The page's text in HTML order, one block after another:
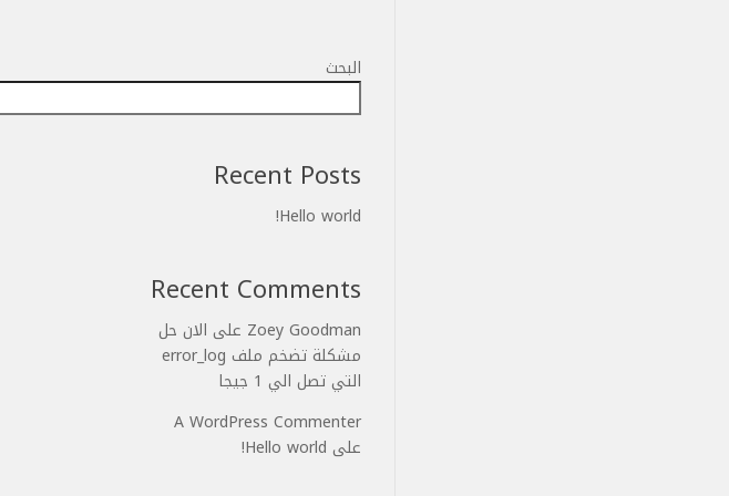
البحث
Recent Posts
Hello world!
Recent Comments
Zoey Goodman على الان حل
مشكلة تضخم ملف error_log
التي تصل الي 1 جيجا
A WordPress Commenter
على Hello world!